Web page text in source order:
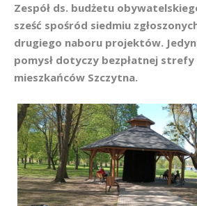
Zespół ds. budżetu
sześć spośród siedmiu
drugiego naboru projektów.
pomysł dotyczy bezpłatnej
mieszkańców Szczytna.